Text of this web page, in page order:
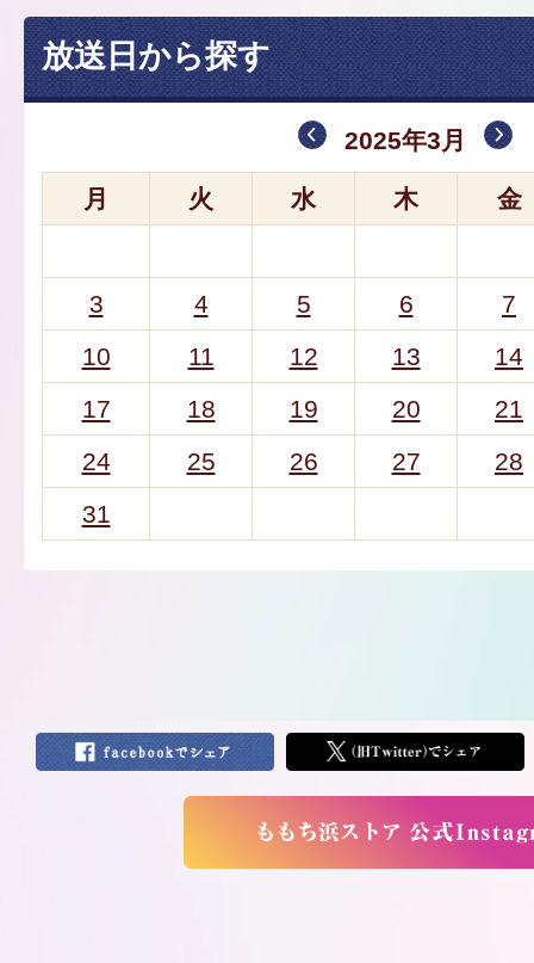
放送日から探す
2025年3月
月 火 水 木 金
3 4 5 6
7
10
11 12 13
14
17
18 19 20
21
24
25 26 27
28
31